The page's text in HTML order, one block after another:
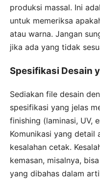
produksi massal. Ini
untuk memeriksa
atau warna. Jangan
jika ada yang tidak
Spesifikasi Desain
Sediakan file desain
spesifikasi yang jelas
finishing (laminasi, UV,
Komunikasi yang detail
kesalahan cetak.
kemasan, misalnya,
yang dibahas dalam